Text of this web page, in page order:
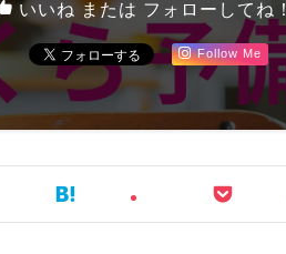
いいね または フォローしてね！
Follow Me